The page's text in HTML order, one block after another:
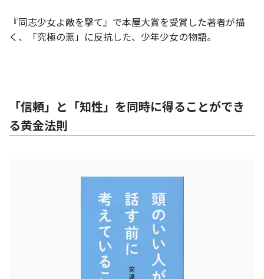
『同志少女よ敵を撃て』で本屋大賞を受賞した著者が描
く、「究極の悪」に反抗した、少年少女の物語。
「信頼」と「知性」を同時に得ることができ
る黄金法則